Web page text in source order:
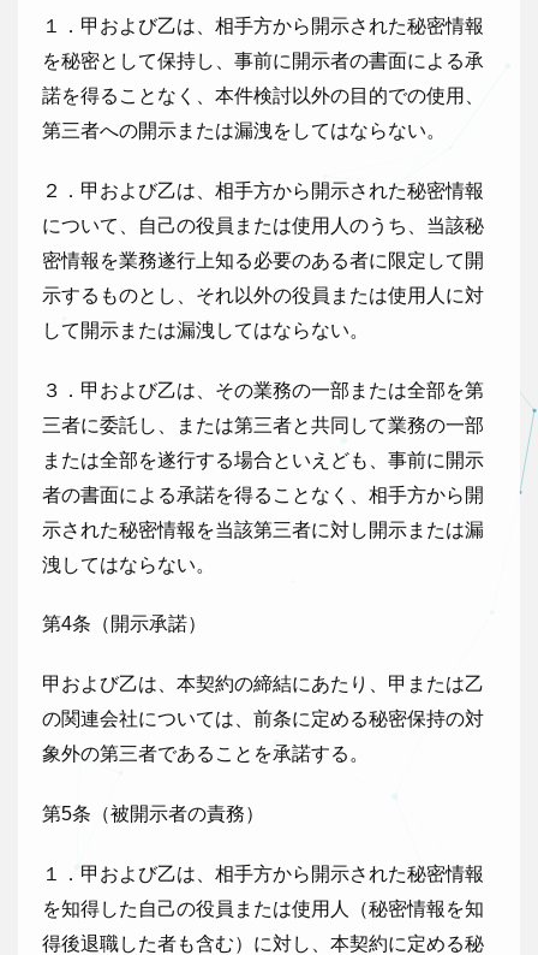
１．甲および乙は、相手方から開示された秘密情報
を秘密として保持し、事前に開示者の書面による承
諾を得ることなく、本件検討以外の目的での使用、
第三者への開示または漏洩をしてはならない。
２．甲および乙は、相手方から開示された秘密情報
について、自己の役員または使用人のうち、当該秘
密情報を業務遂行上知る必要のある者に限定して開
示するものとし、それ以外の役員または使用人に対
して開示または漏洩してはならない。
３．甲および乙は、その業務の一部または全部を第
三者に委託し、または第三者と共同して業務の一部
または全部を遂行する場合といえども、事前に開示
者の書面による承諾を得ることなく、相手方から開
示された秘密情報を当該第三者に対し開示または漏
洩してはならない。
第4条（開示承諾）
甲および乙は、本契約の締結にあたり、甲または乙
の関連会社については、前条に定める秘密保持の対
象外の第三者であることを承諾する。
第5条（被開示者の責務）
１．甲および乙は、相手方から開示された秘密情報
を知得した自己の役員または使用人（秘密情報を知
得後退職した者も含む）に対し、本契約に定める秘